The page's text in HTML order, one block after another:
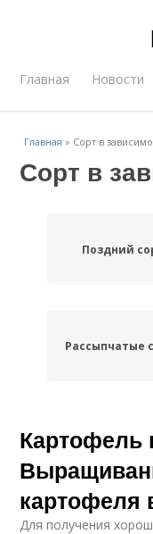
Главная Новости
Главная » Сорт в
Сорт в
Поздний
Рассыпчатые
Картофель
картофеля
Для получения